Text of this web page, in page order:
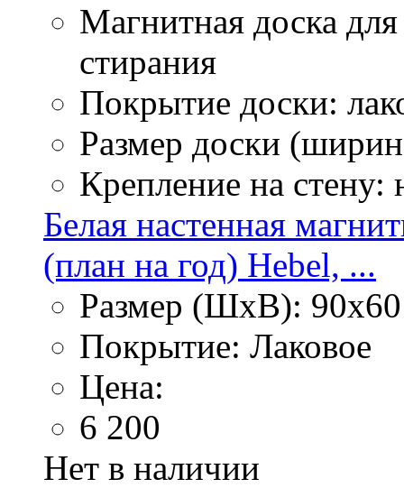
Магнитная доска
стирания
Покрытие доски:
Размер доски
Крепление на стену:
Белая настенная
(план на год) Hebel, ...
Размер (ШхВ):
Покрытие: Лаковое
Цена:
6 200
Нет в наличии